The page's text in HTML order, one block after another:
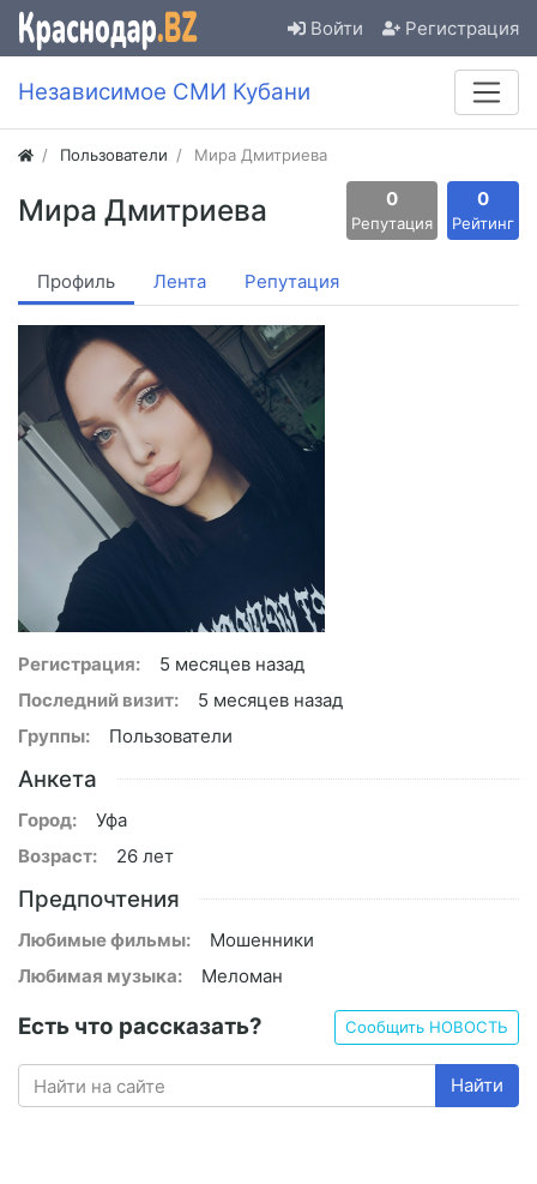
Войти Регистрация
Независимое СМИ Кубани
Пользователи Мира Дмитриева
Мира Дмитриева 0
Репутация
0
Рейтинг
Профиль Лента Репутация
Регистрация:
5 месяцев назад
Последний визит:
5 месяцев назад
Группы:
Пользователи
Анкета
Город:
Уфа
Возраст:
26 лет
Предпочтения
Любимые фильмы:
Мошенники
Любимая музыка:
Меломан
Есть что рассказать? Сообщить НОВОСТЬ
Найти